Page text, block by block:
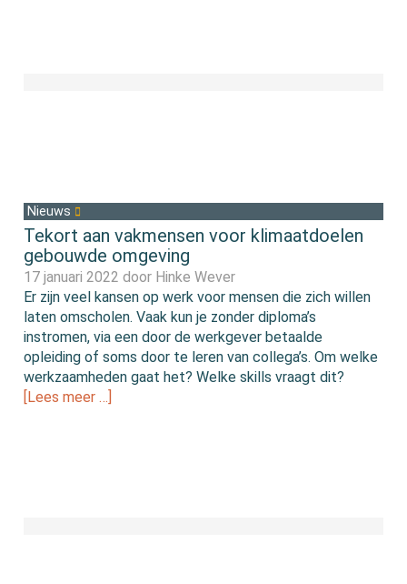
Nieuws
Tekort aan vakmensen voor klimaatdoelen
gebouwde omgeving
17 januari 2022 door Hinke Wever
Er zijn veel kansen op werk voor mensen die zich willen
laten omscholen. Vaak kun je zonder diploma’s
instromen, via een door de werkgever betaalde
opleiding of soms door te leren van collega’s. Om welke
werkzaamheden gaat het? Welke skills vraagt dit?
[Lees meer …]